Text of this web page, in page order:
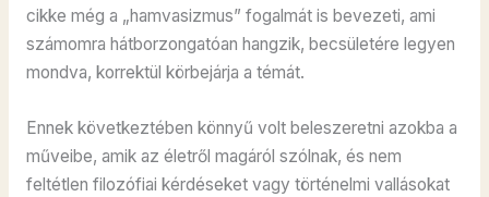
cikke még a „hamvasizmus” fogalmát is bevezeti, ami
számomra hátborzongatóan hangzik, becsületére legyen
mondva, korrektül körbejárja a témát.
Ennek következtében könnyű volt beleszeretni azokba a
műveibe, amik az életről magáról szólnak, és nem
feltétlen filozófiai kérdéseket vagy történelmi vallásokat